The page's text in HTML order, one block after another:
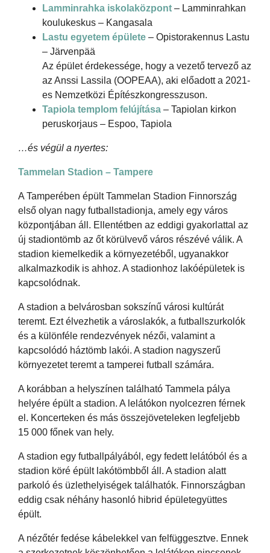
Lamminrahka iskolaközpont – Lamminrahkan
koulukeskus – Kangasala
Lastu egyetem épülete – Opistorakennus Lastu
– Järvenpää
Az épület érdekessége, hogy a vezető tervező az
az Anssi Lassila (OOPEAA), aki előadott a 2021-
es Nemzetközi Építészkongresszuson.
Tapiola templom felújítása – Tapiolan kirkon
peruskorjaus – Espoo, Tapiola
…és végül a nyertes:
Tammelan Stadion – Tampere
A Tamperében épült Tammelan Stadion Finnország
első olyan nagy futballstadionja, amely egy város
központjában áll. Ellentétben az eddigi gyakorlattal az
új stadiontömb az őt körülvevő város részévé válik. A
stadion kiemelkedik a környezetéből, ugyanakkor
alkalmazkodik is ahhoz. A stadionhoz lakóépületek is
kapcsolódnak.
A stadion a belvárosban sokszínű városi kultúrát
teremt. Ezt élvezhetik a városlakók, a futballszurkolók
és a különféle rendezvények nézői, valamint a
kapcsolódó háztömb lakói. A stadion nagyszerű
környezetet teremt a tamperei futball számára.
A korábban a helyszínen található Tammela pálya
helyére épült a stadion. A lelátókon nyolcezren férnek
el. Koncerteken és más összejöveteleken legfeljebb
15 000 főnek van hely.
A stadion egy futballpályából, egy fedett lelátóból és a
stadion köré épült lakótömbből áll. A stadion alatt
parkoló és üzlethelyiségek találhatók. Finnországban
eddig csak néhány hasonló hibrid épületegyüttes
épült.
A nézőtér fedése kábelekkel van felfüggesztve. Ennek